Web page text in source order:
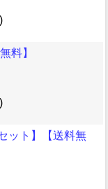
料】
ット】【送料無